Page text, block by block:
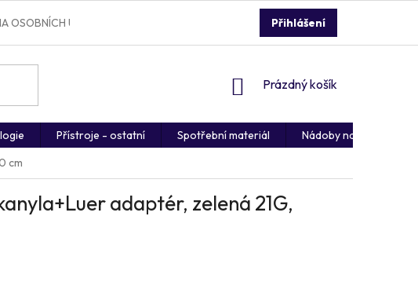
OSOBNÍCH ÚDAJŮ DOPRAVA A PLATBA
Přihlášení
NÁKUPNÍ
Prázdný košík
Přístroje - ostatní Spotřební materiál
Nádoby na
cm
adaptér, zelená 21G,